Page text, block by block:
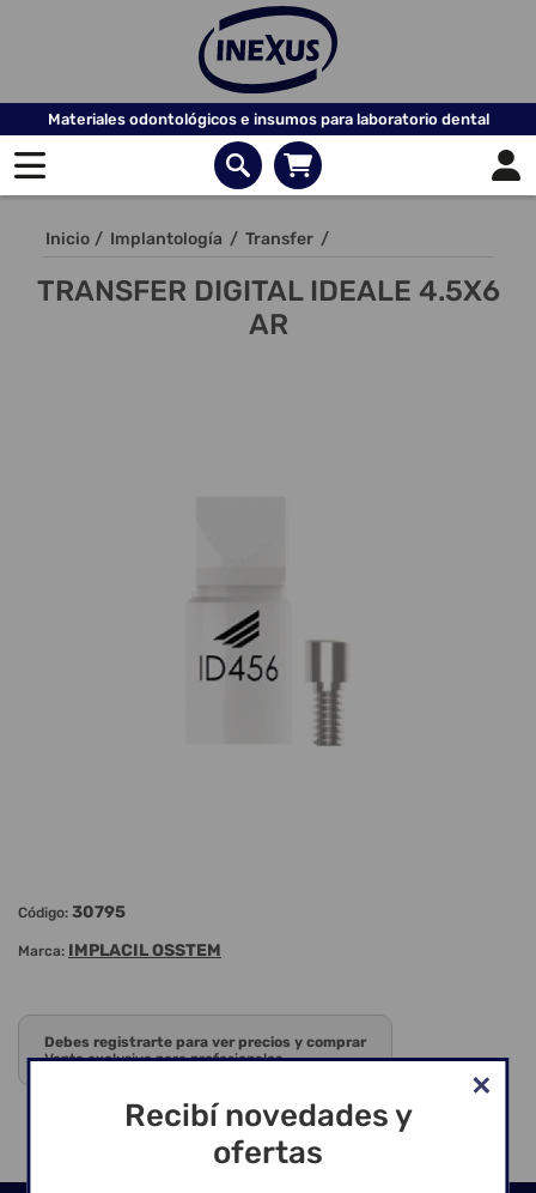
Materiales odontológicos e insumos para laboratorio dental
Inicio / Implantología / Transfer /
TRANSFER DIGITAL IDEALE 4.5X6
AR
Código: 30795
Marca: IMPLACIL OSSTEM
Debes registrarte para ver precios y comprar
Venta exclusiva para profesionales
Recibí novedades y
ofertas